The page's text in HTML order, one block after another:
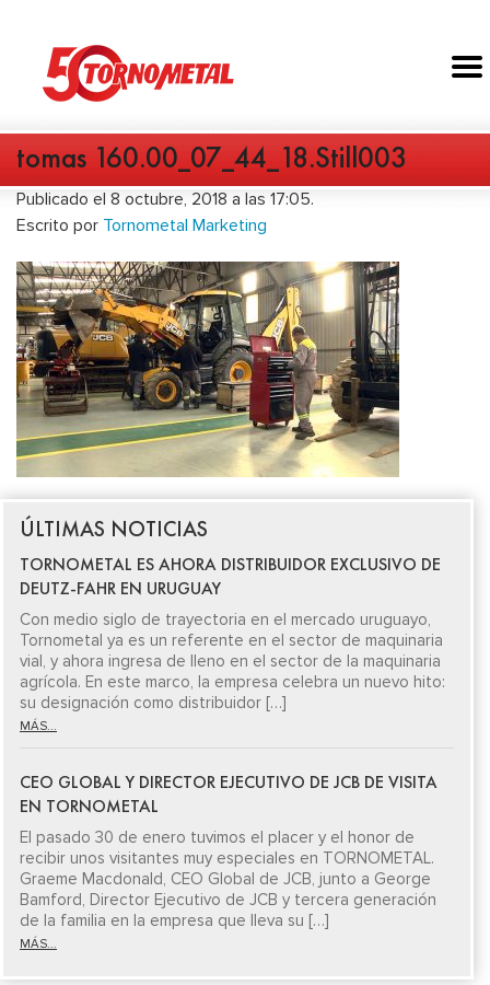
tomas 160.00_07_44_18.Still003
Publicado el 8 octubre, 2018 a las 17:05.
Escrito por Tornometal Marketing
ÚLTIMAS NOTICIAS
TORNOMETAL ES AHORA DISTRIBUIDOR EXCLUSIVO DE
DEUTZ-FAHR EN URUGUAY
Con medio siglo de trayectoria en el mercado uruguayo,
Tornometal ya es un referente en el sector de maquinaria
vial, y ahora ingresa de lleno en el sector de la maquinaria
agrícola. En este marco, la empresa celebra un nuevo hito:
su designación como distribuidor […]
MÁS...
CEO GLOBAL Y DIRECTOR EJECUTIVO DE JCB DE VISITA
EN TORNOMETAL
El pasado 30 de enero tuvimos el placer y el honor de
recibir unos visitantes muy especiales en TORNOMETAL.
Graeme Macdonald, CEO Global de JCB, junto a George
Bamford, Director Ejecutivo de JCB y tercera generación
de la familia en la empresa que lleva su […]
MÁS...